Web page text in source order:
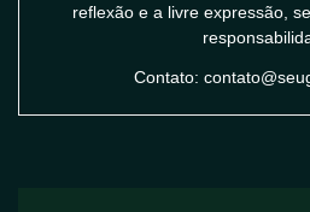
reflexão e a livre expressão,
Contato: